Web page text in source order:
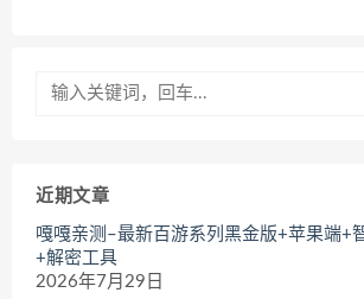
近期文章
嘎嘎亲测–最新百游系列黑金版+苹果端+
+解密工具
2026年7月29日